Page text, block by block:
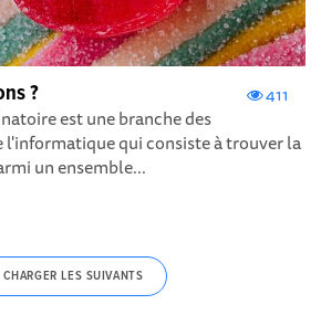
411
?
est une branche des
l'informatique qui consiste à trouver la
un ensemble...
CHARGER LES SUIVANTS